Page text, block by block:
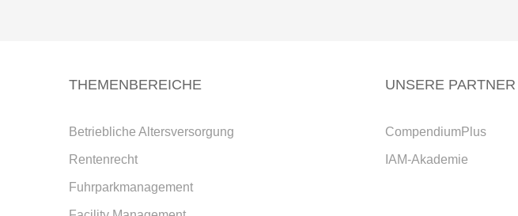
THEMENBEREICHE
Betriebliche Altersversorgung
Rentenrecht
Fuhrparkmanagement
UNSERE PARTNER
CompendiumPlus
IAM-Akademie